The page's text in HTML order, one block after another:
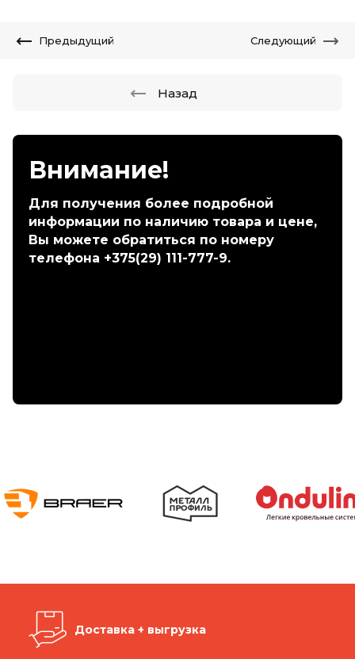
Внимание!
Для получения более подробной
информации по наличию товара и цене,
Вы можете обратиться по номеру
телефона +375(29) 111-777-9.
Предыдущий Следующий
Назад
Доставка + выгрузка